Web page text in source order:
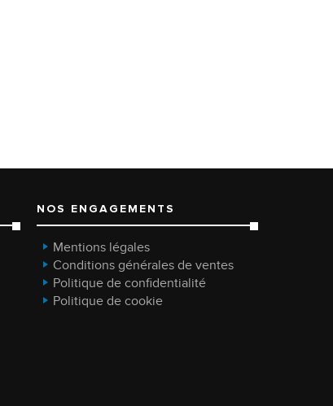
NOS ENGAGEMENTS
Mentions légales
Conditions générales de ventes
Politique de confidentialité
Politique de cookie